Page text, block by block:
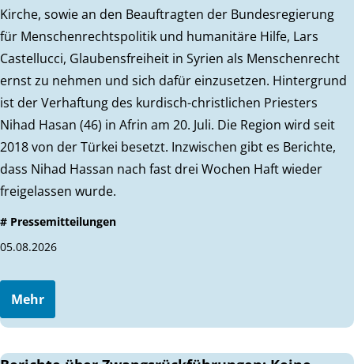
Kirche, sowie an den Beauftragten der Bundesregierung
für Menschenrechtspolitik und humanitäre Hilfe, Lars
Castellucci, Glaubensfreiheit in Syrien als Menschenrecht
ernst zu nehmen und sich dafür einzusetzen. Hintergrund
ist der Verhaftung des kurdisch-christlichen Priesters
Nihad Hasan (46) in Afrin am 20. Juli. Die Region wird seit
2018 von der Türkei besetzt. Inzwischen gibt es Berichte,
dass Nihad Hassan nach fast drei Wochen Haft wieder
freigelassen wurde.
# Pressemitteilungen
05.08.2026
Mehr